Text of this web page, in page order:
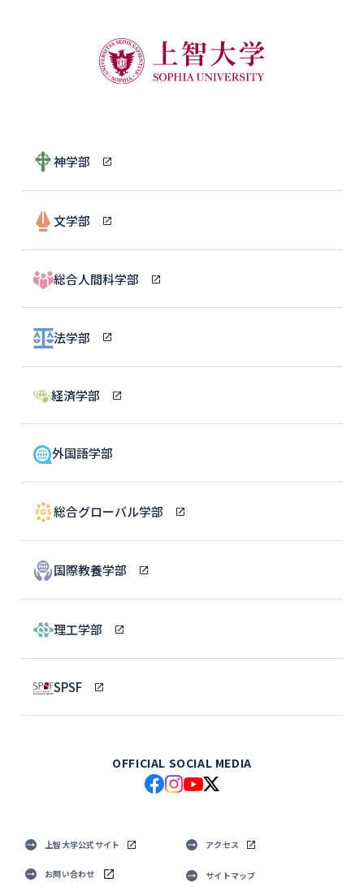
神学部
文学部
総合人間科学部
法学部
経済学部
外国語学部
総合グローバル学部
国際教養学部
理工学部
SPSF
OFFICIAL SOCIAL MEDIA
上智大学公式サイト アクセス
お問い合わせ サイトマップ